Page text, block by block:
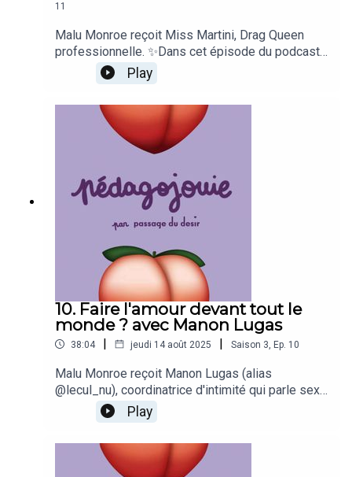
11
Malu Monroe reçoit Miss Martini, Drag Queen
professionnelle. ✨Dans cet épisode du podcast
Pédagojouie, Martin, alias Miss Martini nous parle
de son univers : le Drag. Comment on devient
lance ? À quoi ressemble un show Drag ? Miss
Martini nous dit tout ! 🌈
Play
10. Faire l'amour devant tout le
monde ? avec Manon Lugas
38:04 | jeudi 14 août 2025 | Saison 3 Ep. 10
Malu Monroe reçoit Manon Lugas (alias
@lecul_nu), coordinatrice d'intimité qui parle sexo
un peu partout sur les réseaux. Rythmées par les
questions plus ou moins spicy du jeu Parlons Q,
l'amour et à la sexualité.
Play